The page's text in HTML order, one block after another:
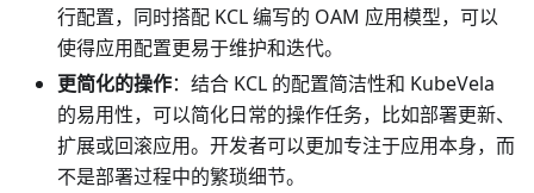
行配置，同时搭配 KCL 编写的 OAM 应用模型，可以
使得应用配置更易于维护和迭代。
更简化的操作：结合 KCL 的配置简洁性和 KubeVela
的易用性，可以简化日常的操作任务，比如部署更新、
扩展或回滚应用。开发者可以更加专注于应用本身，而
不是部署过程中的繁琐细节。